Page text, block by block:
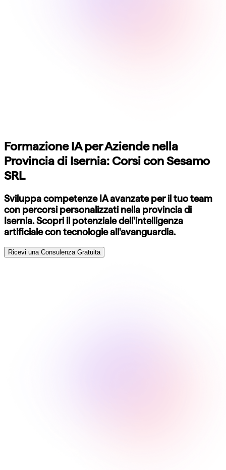
Formazione IA per Aziende nella
Provincia di Isernia: Corsi con Sesamo
SRL
Sviluppa competenze IA avanzate per il tuo team
con percorsi personalizzati nella provincia di
Isernia. Scopri il potenziale dell'intelligenza
artificiale con tecnologie all'avanguardia.
Ricevi una Consulenza Gratuita